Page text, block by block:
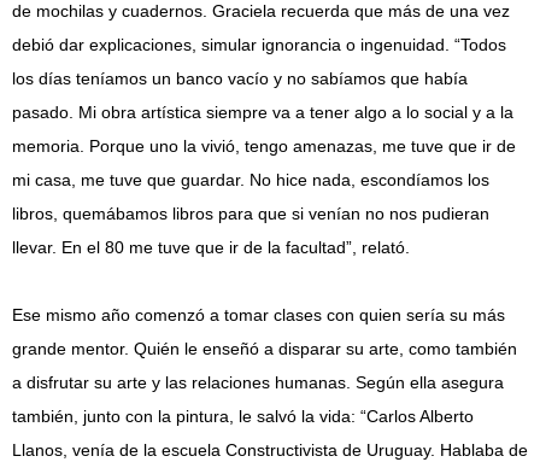
de mochilas y cuadernos. Graciela recuerda que más de una vez
debió dar explicaciones, simular ignorancia o ingenuidad. “Todos
los días teníamos un banco vacío y no sabíamos que había
pasado. Mi obra artística siempre va a tener algo a lo social y a la
memoria. Porque uno la vivió, tengo amenazas, me tuve que ir de
mi casa, me tuve que guardar. No hice nada, escondíamos los
libros, quemábamos libros para que si venían no nos pudieran
llevar. En el 80 me tuve que ir de la facultad”, relató.
Ese mismo año comenzó a tomar clases con quien sería su más
grande mentor. Quién le enseñó a disparar su arte, como también
a disfrutar su arte y las relaciones humanas. Según ella asegura
también, junto con la pintura, le salvó la vida: “Carlos Alberto
Llanos, venía de la escuela Constructivista de Uruguay. Hablaba de